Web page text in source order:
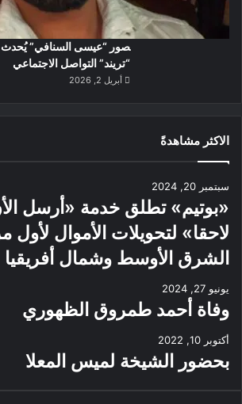
صور “عيسى السنافي” يُحدث
“تريند” التواصل الاجتماعي
أبريل 2, 2026
الاكثر مشاهدةً
سبتمبر 20, 2024
«بوتيم» تطلق خدمة «أرسل
لاحقا» لتحويلات الأموال لأول
الشرق الأوسط وشمال أفريقيا
يونيو 27, 2024
وفاة أحمد طمروق الظهوري
أكتوبر 10, 2022
بحضور الشيخة لميس المعلا